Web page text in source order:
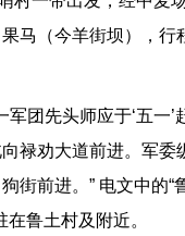
马（今羊街坝），行
团先头师应于‘五一
禄劝大道前进。军委
街前进。” 电文中的“
鲁土村及附近。